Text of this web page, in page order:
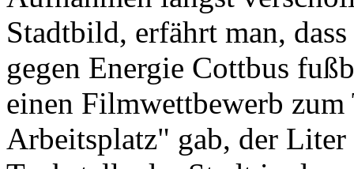
Stadtbild, erfährt man,
gegen Energie Cottbus
einen Filmwettbewerb
Arbeitsplatz" gab, der